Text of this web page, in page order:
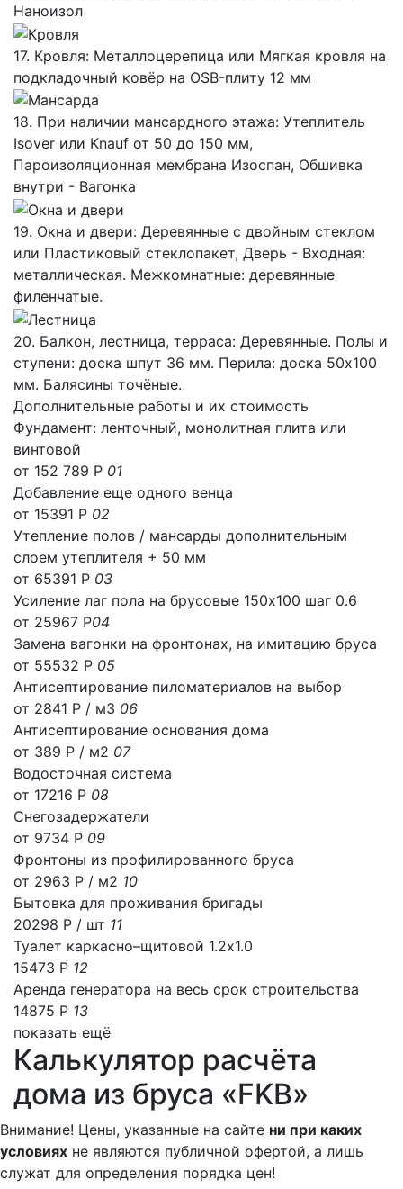
Наноизол
17. Кровля: Металлоцерепица или Мягкая кровля на
подкладочный ковёр на OSB-плиту 12 мм
18. При наличии мансардного этажа: Утеплитель
Isover или Knauf от 50 до 150 мм,
Пароизоляционная мембрана Изоспан, Обшивка
внутри - Вагонка
19. Окна и двери: Деревянные с двойным стеклом
или Пластиковый стеклопакет, Дверь - Входная:
металлическая. Межкомнатные: деревянные
филенчатые.
20. Балкон, лестница, терраса: Деревянные. Полы и
ступени: доска шпут 36 мм. Перила: доска 50х100
мм. Балясины точёные.
Дополнительные работы и их стоимость
Фундамент: ленточный, монолитная плита или
винтовой
от 152 789 Р 01
Добавление еще одного венца
от 15391 Р 02
Утепление полов / мансарды дополнительным
слоем утеплителя + 50 мм
от 65391 Р 03
Усиление лаг пола на брусовые 150х100 шаг 0.6
от 25967 Р04
Замена вагонки на фронтонах, на имитацию бруса
от 55532 Р 05
Антисептирование пиломатериалов на выбор
от 2841 Р / м3 06
Антисептирование основания дома
от 389 Р / м2 07
Водосточная система
от 17216 Р 08
Снегозадержатели
от 9734 Р 09
Фронтоны из профилированного бруса
от 2963 Р / м2 10
Бытовка для проживания бригады
20298 Р / шт 11
Туалет каркасно–щитовой 1.2х1.0
15473 Р 12
Аренда генератора на весь срок строительства
14875 Р 13
показать ещё
Калькулятор расчёта
дома из бруса «FKB»
Внимание! Цены, указанные на сайте ни при каких
условиях не являются публичной офертой, а лишь
служат для определения порядка цен!